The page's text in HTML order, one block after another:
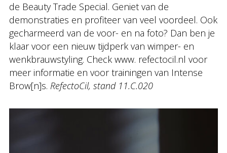
de Beauty Trade Special. Geniet van de
demonstraties en profiteer van veel voordeel. Ook
gecharmeerd van de voor- en na foto? Dan ben je
klaar voor een nieuw tijdperk van wimper- en
wenkbrauwstyling. Check www. refectocil.nl voor
meer informatie en voor trainingen van Intense
Brow[n]s. RefectoCil, stand 11.C.020